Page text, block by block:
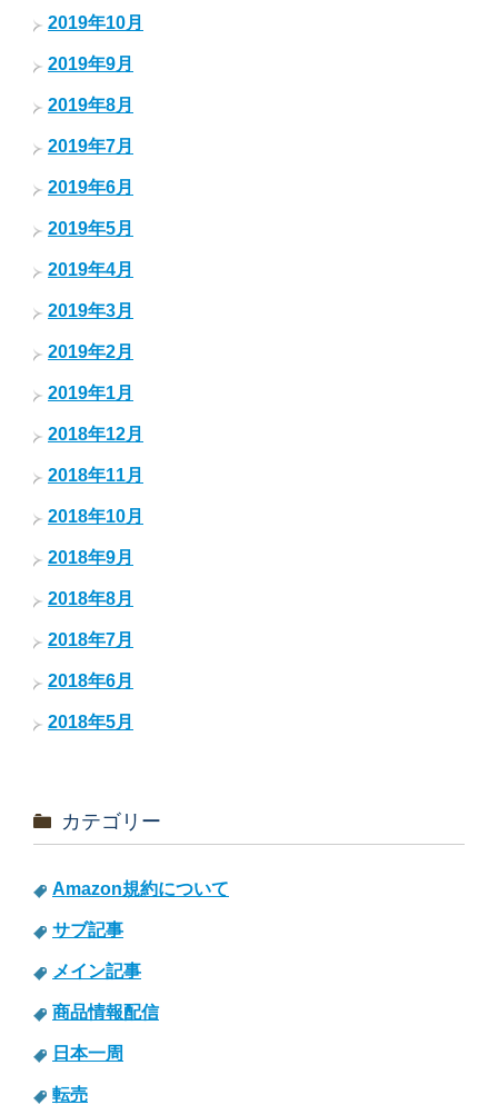
2019年10月
2019年9月
2019年8月
2019年7月
2019年6月
2019年5月
2019年4月
2019年3月
2019年2月
2019年1月
2018年12月
2018年11月
2018年10月
2018年9月
2018年8月
2018年7月
2018年6月
2018年5月
カテゴリー
Amazon規約について
サブ記事
メイン記事
商品情報配信
日本一周
転売